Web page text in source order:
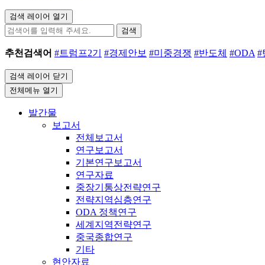
검색 레이어 열기
검색
추천검색어 #트럼프2기 #경제안보 #미중경쟁 #반도체 #ODA #
검색 레이어 닫기
전체메뉴 열기
발간물
보고서
전체보고서
연구보고서
기본연구보고서
연구자료
중장기통상전략연구
전략지역심층연구
ODA 정책연구
세계지역전략연구
중국종합연구
기타
현안자료